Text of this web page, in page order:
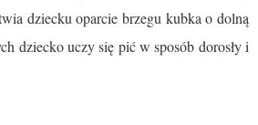
dziecku oparcie brzegu kubka o dolną
dziecko uczy się pić w sposób dorosły i